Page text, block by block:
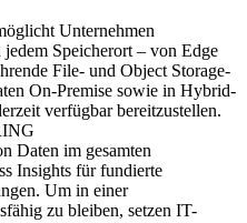
Unternehmen
Speicherort – von Edge
File- und Object Storage-
On-Premise sowie in Hybrid-
verfügbar bereitzustellen.
Daten im gesamten
Insights für fundierte
Um in einer
zu bleiben, setzen IT-